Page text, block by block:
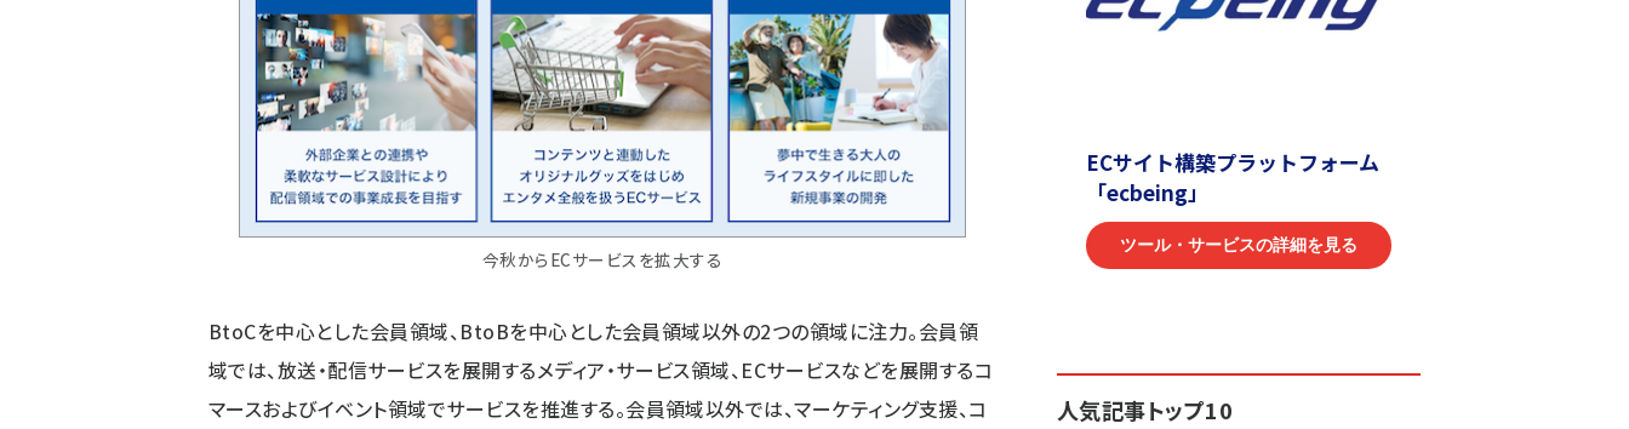
今秋からECサービスを拡大する
BtoCを中心とした会員領域、BtoBを中心とした会員領域以外の2つの領域に注力。会員領
域では、放送・配信サービスを展開するメディア・サービス領域、ECサービスなどを展開するコ
マースおよびイベント領域でサービスを推進する。会員領域以外では、マーケティング支援、コ
人気記事トップ10